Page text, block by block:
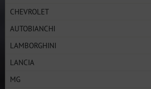
CHEVROLET
AUTOBIANCHI
LAMBORGHINI
LANCIA
MG